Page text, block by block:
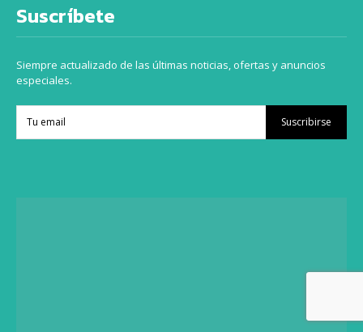
Suscríbete
Siempre actualizado de las últimas noticias, ofertas y anuncios
especiales.
Suscribirse